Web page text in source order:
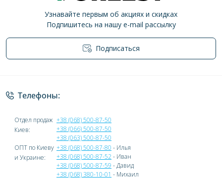
Узнавайте первым об акциях и скидках
Подпишитесь на нашу e-mail рассылку
Подписаться
Политика конфиденциальности
Телефоны:
Отдел продаж
Киев:
+38 (068) 500-87-50
+38 (066) 500-87-50
+38 (063) 500-87-50
ОПТ по Киеву
и Украине:
+38 (068) 500-87-80 - Илья
+38 (068) 500-87-52- Иван
+38 (068) 500-87-59 - Давид
+38 (068) 380-10-01 - Михаил